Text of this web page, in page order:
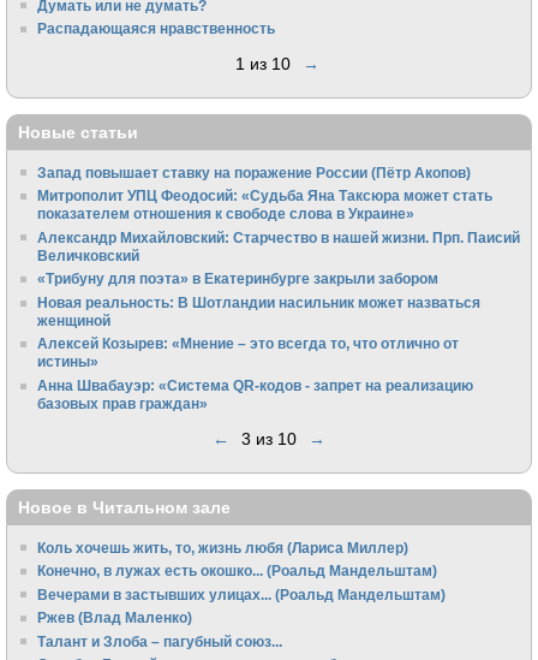
Думать или не думать?
Распадающаяся нравственность
1 из 10 →
Новые статьи
Запад повышает ставку на поражение России (Пётр Акопов)
Митрополит УПЦ Феодосий: «Судьба Яна Таксюра может стать
показателем отношения к свободе слова в Украине»
Алек­сандр Михайловский: Старчество в нашей жизни. Прп. Паисий
Величковский
«Трибуну для поэта» в Екатеринбурге закрыли забором
Новая реальность: В Шотландии насильник может назваться
женщиной
Алексей Козырев: «Мнение – это всегда то, что отлично от
истины»
Анна Швабауэр: «Система QR-кодов - запрет на реализацию
базовых прав граждан»
← 3 из 10 →
Новое в Читальном зале
Коль хочешь жить, то, жизнь любя (Лариса Миллер)
Конечно, в лужах есть окошко... (Роальд Мандельштам)
Вечерами в застывших улицах... (Роальд Мандельштам)
Ржев (Влад Маленко)
Талант и Злоба – пагубный союз...